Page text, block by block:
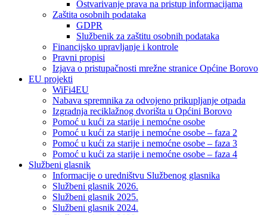
Ostvarivanje prava na pristup informacijama
Zaštita osobnih podataka
GDPR
Službenik za zaštitu osobnih podataka
Financijsko upravljanje i kontrole
Pravni propisi
Izjava o pristupačnosti mrežne stranice Općine Borovo
EU projekti
WiFi4EU
Nabava spremnika za odvojeno prikupljanje otpada
Izgradnja reciklažnog dvorišta u Općini Borovo
Pomoć u kući za starije i nemoćne osobe
Pomoć u kući za starije i nemoćne osobe – faza 2
Pomoć u kući za starije i nemoćne osobe – faza 3
Pomoć u kući za starije i nemoćne osobe – faza 4
Službeni glasnik
Informacije o uredništvu Službenog glasnika
Službeni glasnik 2026.
Službeni glasnik 2025.
Službeni glasnik 2024.